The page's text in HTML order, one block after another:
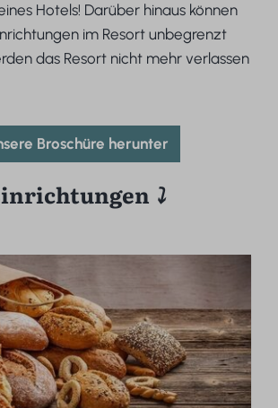
Hotels! Darüber hinaus können
im Resort unbegrenzt
das Resort nicht mehr verlassen
Broschüre herunter
⤵